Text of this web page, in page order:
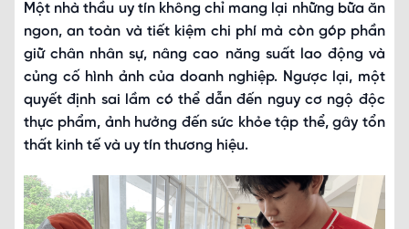
Một nhà thầu uy tín không chỉ mang lại những bữa ăn
ngon, an toàn và tiết kiệm chi phí mà còn góp phần
giữ chân nhân sự, nâng cao năng suất lao động và
củng cố hình ảnh của doanh nghiệp. Ngược lại, một
quyết định sai lầm có thể dẫn đến nguy cơ ngộ độc
thực phẩm, ảnh hưởng đến sức khỏe tập thể, gây tổn
thất kinh tế và uy tín thương hiệu.